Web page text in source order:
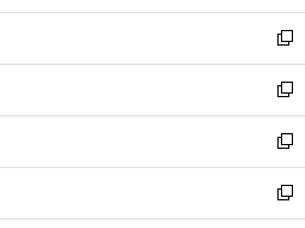
開
く
ウ
で
開
く
ン
ド
ウ
で
開
く
ウ
ィ
ン
ド
ウ
で
開
く
新
し
い
ウ
ィ
ン
ド
ウ
新
し
い
ウ
ィ
ン
新
し
い
ウ
新
し